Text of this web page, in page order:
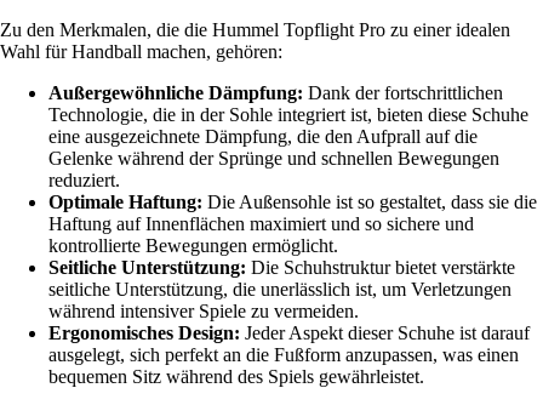
Zu den Merkmalen, die die Hummel Topflight Pro zu einer idealen
Wahl für Handball machen, gehören:
Außergewöhnliche Dämpfung: Dank der fortschrittlichen
Technologie, die in der Sohle integriert ist, bieten diese Schuhe
eine ausgezeichnete Dämpfung, die den Aufprall auf die
Gelenke während der Sprünge und schnellen Bewegungen
reduziert.
Optimale Haftung: Die Außensohle ist so gestaltet, dass sie die
Haftung auf Innenflächen maximiert und so sichere und
kontrollierte Bewegungen ermöglicht.
Seitliche Unterstützung: Die Schuhstruktur bietet verstärkte
seitliche Unterstützung, die unerlässlich ist, um Verletzungen
während intensiver Spiele zu vermeiden.
Ergonomisches Design: Jeder Aspekt dieser Schuhe ist darauf
ausgelegt, sich perfekt an die Fußform anzupassen, was einen
bequemen Sitz während des Spiels gewährleistet.